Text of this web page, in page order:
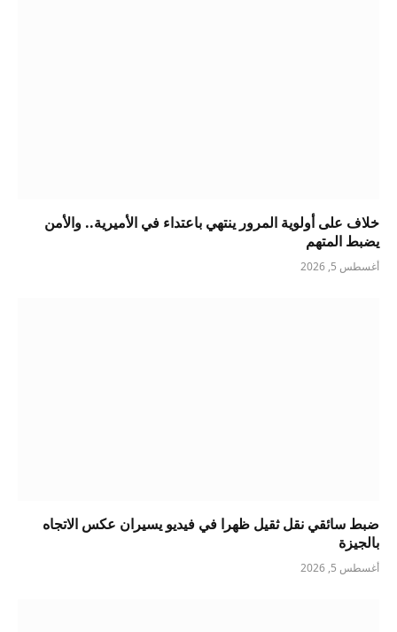
خلاف على أولوية المرور ينتهي باعتداء في الأميرية.. والأمن
يضبط المتهم
أغسطس 5, 2026
ضبط سائقي نقل ثقيل ظهرا في فيديو يسيران عكس الاتجاه
بالجيزة
أغسطس 5, 2026